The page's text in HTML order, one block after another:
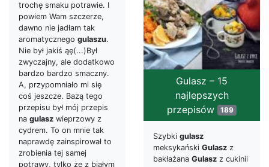
trochę smaku potrawie. I
powiem Wam szczerze,
dawno nie jadłam tak
aromatycznego gulaszu.
Nie był jakiś ąę(...)Był
zwyczajny, ale dodatkowo
bardzo bardzo smaczny.
A, przypomniało mi się
coś jeszcze. Bazą tego
przepisu był mój przepis
na gulasz wieprzowy z
cydrem. To on mnie tak
naprawdę zainspirował to
zrobienia tej samej
potrawy, tylko że z białym
Gulasz – 15
najlepszych
przepisów 189
Szybki gulasz
meksykański Gulasz z
bakłażana Gulasz z cukinii